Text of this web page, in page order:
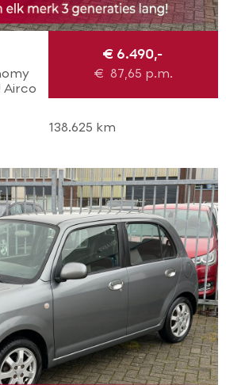
Airco
€ 6.490,-
€ 87,65 p.m.
138.625 km